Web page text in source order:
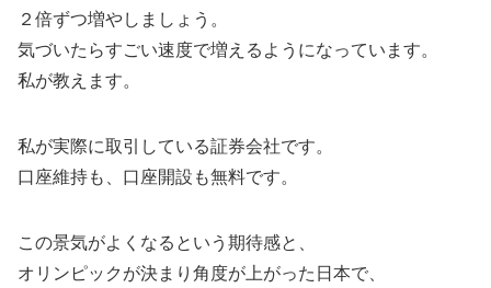
２倍ずつ増やしましょう。
気づいたらすごい速度で増えるようになっています。
私が教えます。
私が実際に取引している証券会社です。
口座維持も、口座開設も無料です。
この景気がよくなるという期待感と、
オリンピックが決まり角度が上がった日本で、